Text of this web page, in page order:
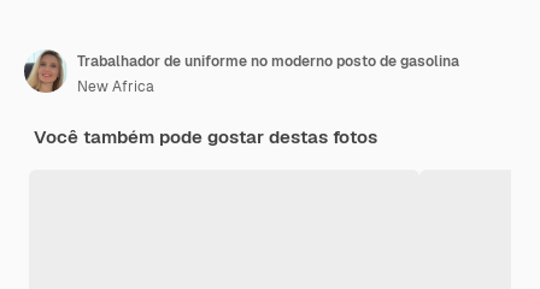
Trabalhador de uniforme no moderno posto de gasolina
New Africa
Você também pode gostar destas fotos